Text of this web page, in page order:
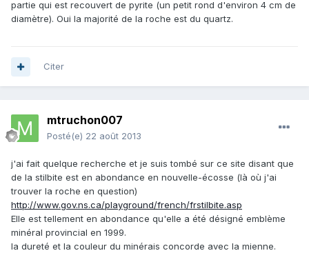
partie qui est recouvert de pyrite (un petit rond d'environ 4 cm de
diamètre). Oui la majorité de la roche est du quartz.
Citer
mtruchon007
Posté(e) 22 août 2013
j'ai fait quelque recherche et je suis tombé sur ce site disant que
de la stilbite est en abondance en nouvelle-écosse (là où j'ai
trouver la roche en question)
http://www.gov.ns.ca/playground/french/frstilbite.asp
Elle est tellement en abondance qu'elle a été désigné emblème
minéral provincial en 1999.
la dureté et la couleur du minérais concorde avec la mienne.